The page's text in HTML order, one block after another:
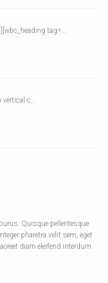
tag=...
vertical c...
Quisque pellentesque
pharetra velit sem, eget
diam eleifend interdum.